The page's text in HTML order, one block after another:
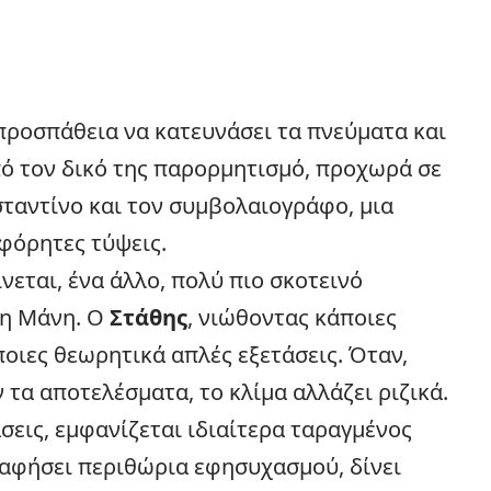
να κατευνάσει τα πνεύματα και
τον δικό της παρορμητισμό, προχωρά σε
και τον συμβολαιογράφο, μια
τύψεις.
ένα άλλο, πολύ πιο σκοτεινό
Μάνη. Ο Στάθης, νιώθοντας κάποιες
θεωρητικά απλές εξετάσεις. Όταν,
αποτελέσματα, το κλίμα αλλάζει ριζικά.
εμφανίζεται ιδιαίτερα ταραγμένος
περιθώρια εφησυχασμού, δίνει